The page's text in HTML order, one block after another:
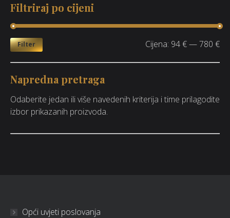
Filtriraj po cijeni
Filter Cijena: 94 €—780 €
Napredna pretraga
Odaberite jedan ili više navedenih kriterija i time prilagodite
izbor prikazanih proizvoda.
Opći uvjeti poslovanja